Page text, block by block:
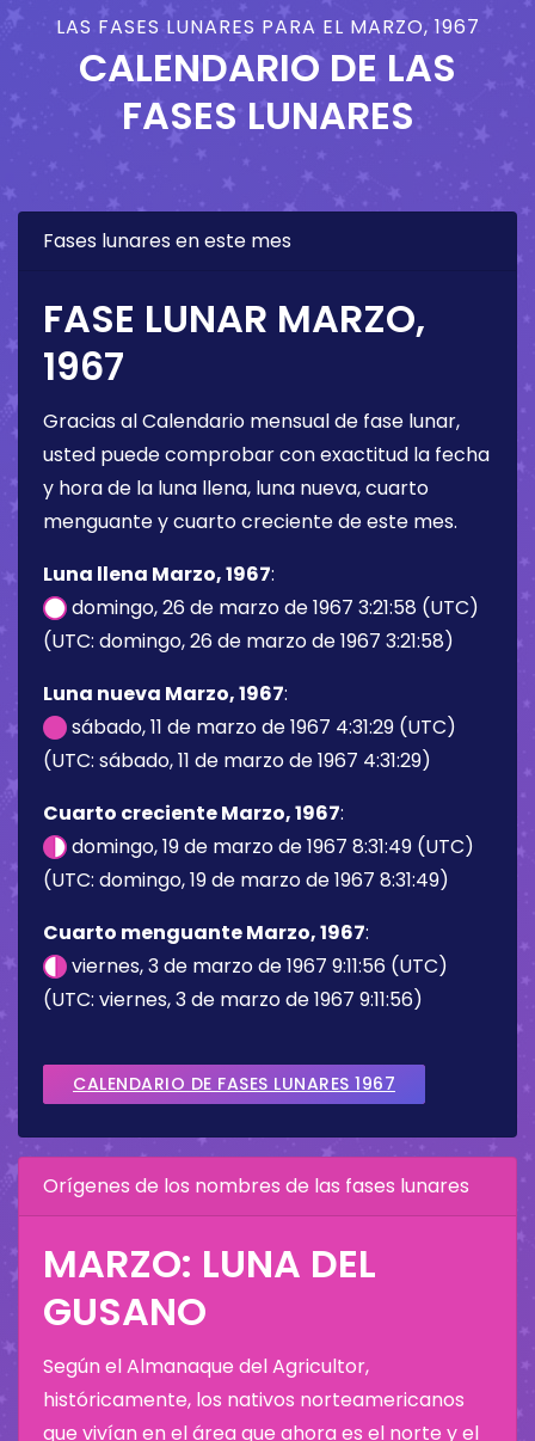
LAS FASES LUNARES PARA EL MARZO, 1967
CALENDARIO DE LAS
FASES LUNARES
Fases lunares en este mes
FASE LUNAR MARZO,
1967
Gracias al Calendario mensual de fase lunar,
usted puede comprobar con exactitud la fecha
y hora de la luna llena, luna nueva, cuarto
menguante y cuarto creciente de este mes.
Luna llena Marzo, 1967:
domingo, 26 de marzo de 1967 3:21:58 (UTC)
(UTC: domingo, 26 de marzo de 1967 3:21:58)
Luna nueva Marzo, 1967:
sábado, 11 de marzo de 1967 4:31:29 (UTC)
(UTC: sábado, 11 de marzo de 1967 4:31:29)
Cuarto creciente Marzo, 1967:
domingo, 19 de marzo de 1967 8:31:49 (UTC)
(UTC: domingo, 19 de marzo de 1967 8:31:49)
Cuarto menguante Marzo, 1967:
viernes, 3 de marzo de 1967 9:11:56 (UTC)
(UTC: viernes, 3 de marzo de 1967 9:11:56)
CALENDARIO DE FASES LUNARES 1967
Orígenes de los nombres de las fases lunares
MARZO: LUNA DEL
GUSANO
Según el Almanaque del Agricultor,
históricamente, los nativos norteamericanos
que vivían en el área que ahora es el norte y el